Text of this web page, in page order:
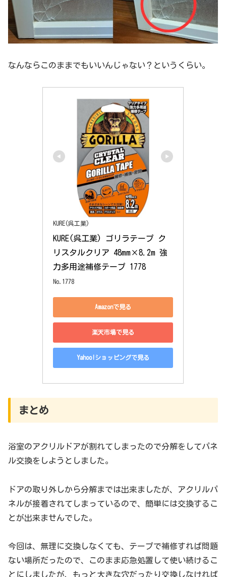
なんならこのままでもいいんじゃない？というくらい。
KURE(呉工業)
KURE(呉工業) ゴリラテープ ク
リスタルクリア 48mm×8.2m 強
力多用途補修テープ 1778
No.1778
Amazonで見る
楽天市場で見る
Yahoo!ショッピングで見る
まとめ
浴室のアクリルドアが割れてしまったので分解をしてパネ
ル交換をしようとしました。
ドアの取り外しから分解までは出来ましたが、アクリルパ
ネルが接着されてしまっているので、簡単には交換するこ
とが出来ませんでした。
今回は、無理に交換しなくても、テープで補修すれば問題
ない場所だったので、このまま応急処置して使い続けるこ
とにしましたが、もっと大きな穴だったり交換しなければ